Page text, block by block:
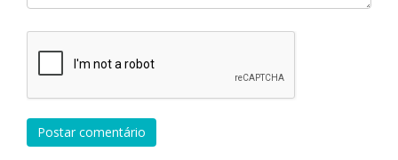
Postar comentário